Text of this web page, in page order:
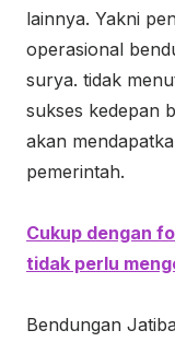
lainnya. Yakni
operasional
surya. tidak
sukses kedepan
akan
pemerintah.
Cukup dengan
tidak perlu
Bendungan